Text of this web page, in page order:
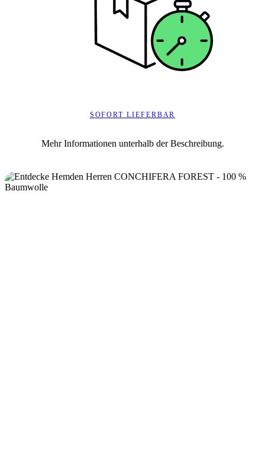
SOFORT LIEFERBAR
Mehr Informationen unterhalb der Beschreibung.